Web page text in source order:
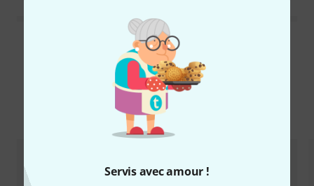
Servis avec amour !
Lire toutes les évaluations
Comparez les alternatives